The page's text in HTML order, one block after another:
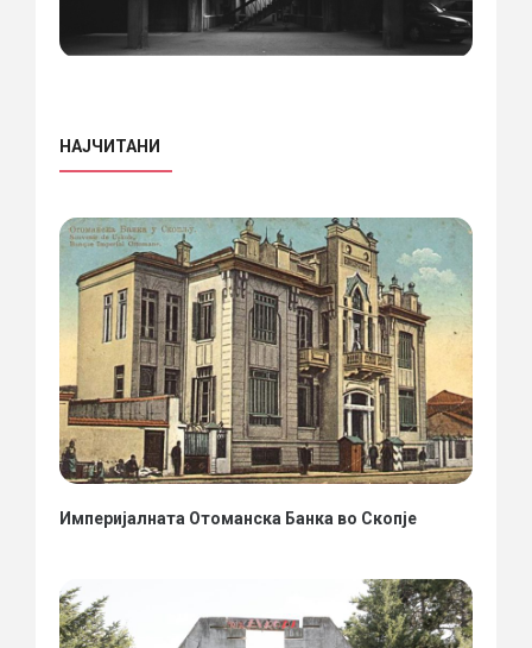
НАЈЧИТАНИ
Империјалната Отоманска Банка во Скопје